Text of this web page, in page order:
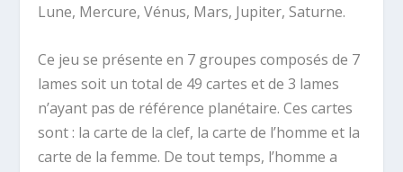
Lune, Mercure, Vénus, Mars, Jupiter, Saturne.
Ce jeu se présente en 7 groupes composés de 7
lames soit un total de 49 cartes et de 3 lames
n’ayant pas de référence planétaire. Ces cartes
sont : la carte de la clef, la carte de l’homme et la
carte de la femme. De tout temps, l’homme a